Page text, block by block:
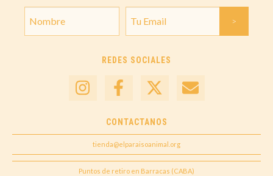
REDES SOCIALES
CONTACTANOS
tienda@elparaisoanimal.org
Puntos de retiro en Barracas (CABA)